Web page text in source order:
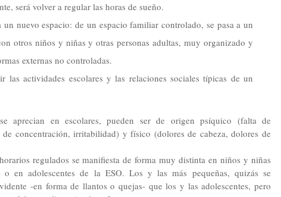
será volver a regular las horas de sueño.
un nuevo espacio: de un espacio familiar controlado, se pasa a un
otros niños y niñas y otras personas adultas, muy organizado y
externas no controladas.
las actividades escolares y las relaciones sociales típicas de un
aprecian en escolares, pueden ser de origen psíquico (falta de
concentración, irritabilidad) y físico (dolores de cabeza, dolores de
regulados se manifiesta de forma muy distinta en niños y niñas
o en adolescentes de la ESO. Los y las más pequeñas, quizás se
-en forma de llantos o quejas- que los y las adolescentes, pero